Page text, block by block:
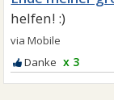
x 3